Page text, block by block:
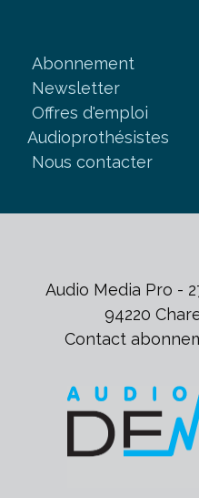
Abonnement
Newsletter
Offres d'emploi
Audioprothésistes
Nous contacter
Audio Media Pro -
94220
Contact